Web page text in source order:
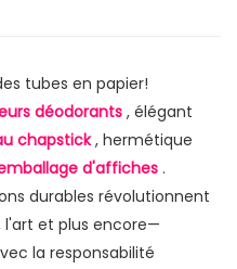
tubes en papier!
déodorants , élégant
chapstick, hermétique
d'affiches .
durables révolutionnent
l'art et plus encore—
la responsabilité